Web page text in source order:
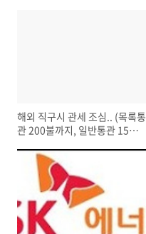
해외 직구시 관세 조심.. (목록통
관 200불까지, 일반통관 15만원